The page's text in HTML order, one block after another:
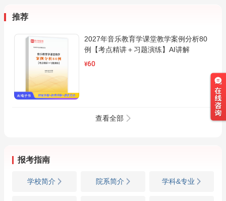
推荐
2027年音乐教育学课堂教学案例分析80
例【考点精讲＋习题演练】AI讲解
¥60
查看全部
报考指南
学校简介 院系简介 学科&专业